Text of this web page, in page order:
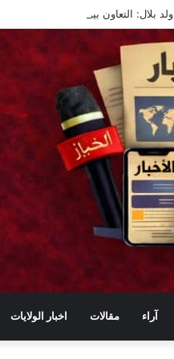
ولد بلال: التعاون بين البرلمان والحكومة
آراء مقالات اخبار الولايات